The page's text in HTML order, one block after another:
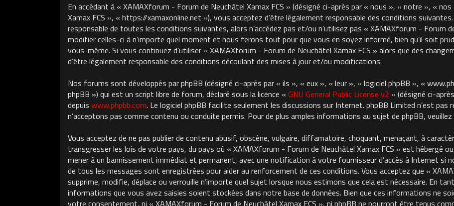
En accédant à « XAMAXforum - Forum de Neuchâtel Xamax FCS » (désigné ci-après par « nous », « notre », «
Xamax FCS », « https://xamaxonline.net »), vous acceptez d’être légalement responsable des conditions
responsable de toutes les conditions suivantes, alors n’accédez pas et/ou n’utilisez pas « XAMAXforum - Forum
modifier celles-ci à n’importe quel moment et nous ferons tout pour que vous en soyez informé, bien qu’il soit
vous-même. Si vous continuez d’utiliser « XAMAXforum - Forum de Neuchâtel Xamax FCS » alors que des
d’être légalement responsable des conditions découlant des mises à jour et/ou modifications.
Nos forums sont développés par phpBB (désigné ci-après par « ils », « eux », « leur », « logiciel phpBB », «
phpBB ») qui est un script libre de forum, déclaré sous la licence « GNU General Public License v2 » (désigné ci-
depuis www.phpbb.com. Le logiciel phpBB facilite seulement les discussions sur Internet. phpBB Limited n’est pas
n’acceptons pas comme contenu ou conduite permis. Pour de plus amples informations au sujet de phpBB,
Vous acceptez de ne pas publier de contenu abusif, obscène, vulgaire, diffamatoire, choquant, menaçant, à
transgresser les lois de votre pays, du pays où « XAMAXforum - Forum de Neuchâtel Xamax FCS » est hébergé
mener à un bannissement immédiat et permanent, avec une notification à votre fournisseur d’accès à Internet si
de tous les messages sont enregistrées pour aider au renforcement de ces conditions. Vous acceptez que «
supprime, modifie, déplace ou verrouille n’importe quel sujet lorsque nous estimons que cela est nécessaire. En
informations que vous avez saisies soient stockées dans notre base de données. Bien que ces informations ne
votre consentement, ni « XAMAXforum - Forum de Neuchâtel Xamax FCS », ni phpBB ne pourront être tenus